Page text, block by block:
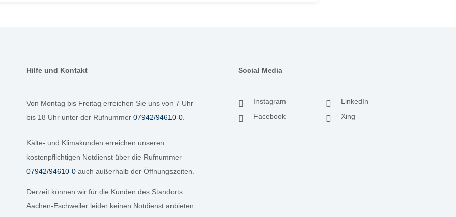
Hilfe und Kontakt
Von Montag bis Freitag erreichen Sie uns von 7 Uhr
bis 18 Uhr unter der Rufnummer 07942/94610-0.
Kälte- und Klimakunden erreichen unseren
kostenpflichtigen Notdienst über die Rufnummer
07942/94610-0auch außerhalb der Öffnungszeiten.
Derzeit können wir für die Kunden des Standorts
Aachen-Eschweiler leider keinen Notdienst anbieten.
Social Media
Instagram
LinkedIn
Facebook
Xing